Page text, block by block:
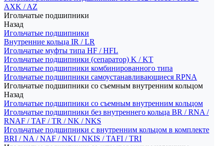
AXK / AZ
Игольчатые подшипники
Назад
Игольчатые подшипники
Внутренние кольца IR / LR
Игольчатые муфты типа HF / HFL
Игольчатые подшипники (сепаратор) K / KT
Игольчатые подшипники комбинированного типа
Игольчатые подшипники самоустанавливающиеся RPNA
Игольчатые подшипники со съемным внутренним кольцом
Назад
Игольчатые подшипники со съемным внутренним кольцом
Игольчатые подшипники без внутреннего кольца BR / RNA /
RNAF / TAF / TR / NK / NKS
Игольчатые подшипники с внутренним кольцом в комплекте
BRI / NA / NAF / NKI / NKIS / TAFI / TRI